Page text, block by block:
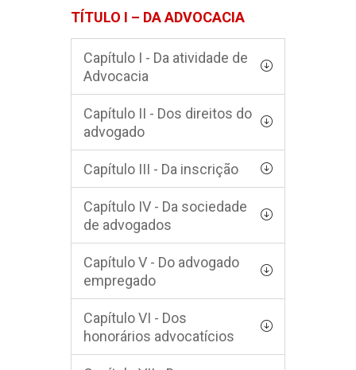
TÍTULO I – DA ADVOCACIA
Capítulo I - Da atividade de
Advocacia
Capítulo II - Dos direitos do
advogado
Capítulo III - Da inscrição
Capítulo IV - Da sociedade
de advogados
Capítulo V - Do advogado
empregado
Capítulo VI - Dos
honorários advocatícios